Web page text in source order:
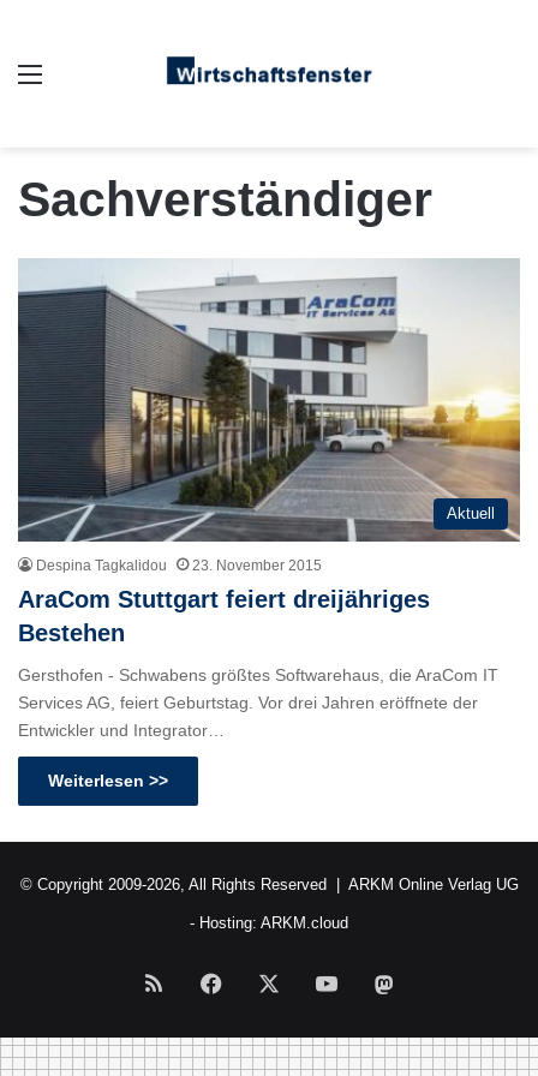
Sachverständiger
Aktuell
Despina Tagkalidou 23. November 2015
AraCom Stuttgart feiert dreijähriges
Bestehen
Gersthofen - Schwabens größtes Softwarehaus, die AraCom IT
Services AG, feiert Geburtstag. Vor drei Jahren eröffnete der
Entwickler und Integrator…
Weiterlesen >>
© Copyright 2009-2026, All Rights Reserved | ARKM Online Verlag UG
- Hosting: ARKM.cloud
RSS Facebook YouTube